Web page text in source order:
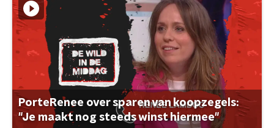
PorteRenee over sparen van koopzegels:
"Je maakt nog steeds winst hiermee"